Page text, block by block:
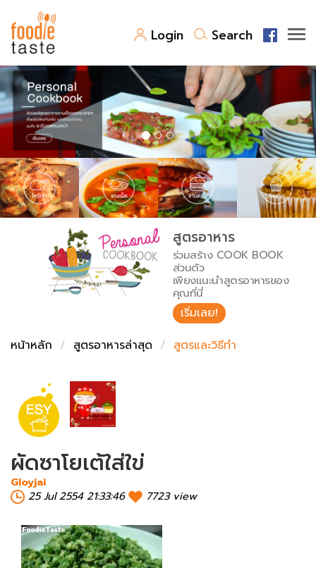
Login Search
สูตรอาหาร
สูตรอาหารล่าสุด
Top Foodie
พาไปชิม
สารพันก้นครัว
เคล็ดลับน่ารู้
เปรียบเทียบหน่วยการตวง
เปรียบเทียบอุณหภูมิ
เปรียบเทียบน้ำหนักวัตถุดิบ
FoodPedia
สร้าง Cookbook
สูตรอาหาร
ร่วมสร้าง COOK BOOK
ส่วนตัว
เพียงแนะนำสูตรอาหารของ
คุณที่นี่
เริ่มเลย!
หน้าหลัก
สูตรอาหารล่าสุด สูตรและวิธีทำ
ผัดซาโยเต้ใส่ใข่
Gloyjai
25 Jul 2554 21:33:46
7723 view